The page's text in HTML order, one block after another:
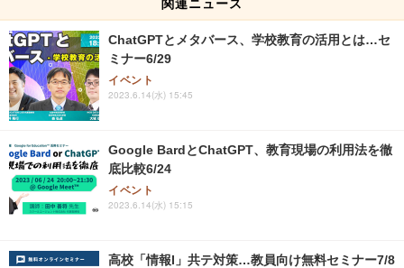
関連ニュース
ChatGPTとメタバース、学校教育の活用とは…セ
ミナー6/29
イベント
2023.6.14(水) 15:45
Google BardとChatGPT、教育現場の利用法を徹
底比較6/24
イベント
2023.6.14(水) 15:15
高校「情報I」共テ対策…教員向け無料セミナー7/8